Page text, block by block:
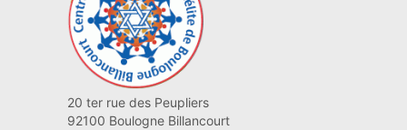
20 ter rue des Peupliers
92100 Boulogne Billancourt